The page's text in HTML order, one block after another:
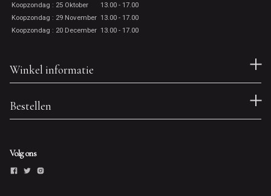
Koopzondag : 25 Oktober
13.00 - 17.00
Koopzondag : 29 November 13.00 - 17.00
Koopzondag : 20 December 13.00 - 17.00
Winkel informatie
Bestellen
Volg ons